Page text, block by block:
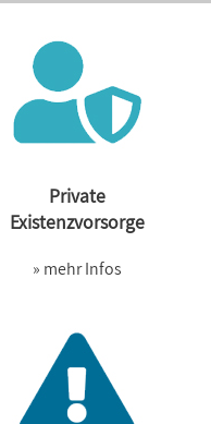
Private
Existenzvorsorge
» mehr Infos